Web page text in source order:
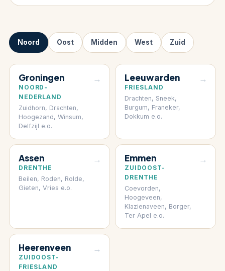
Noord Oost Midden West Zuid
Groningen
NOORD-
NEDERLAND
Zuidhorn, Drachten,
Hoogezand, Winsum,
Delfzijl e.o.
→ Leeuwarden
FRIESLAND
Drachten, Sneek,
Burgum, Franeker,
Dokkum e.o.
→
Assen
DRENTHE
Beilen, Roden, Rolde,
Gieten, Vries e.o.
→ Emmen
ZUIDOOST-
DRENTHE
Coevorden,
Hoogeveen,
Klazienaveen, Borger,
Ter Apel e.o.
→
Heerenveen
ZUIDOOST-
FRIESLAND
→